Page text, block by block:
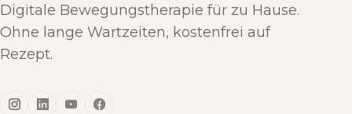
Digitale Bewegungstherapie für zu Hause.
Ohne lange Wartzeiten, kostenfrei auf
Rezept.